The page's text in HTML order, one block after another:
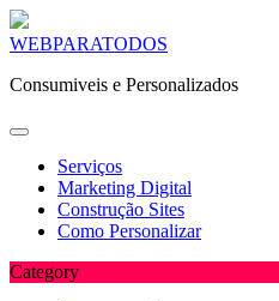
Skip
content
WEBPARATODOS
Consumiveis e Personalizados
Serviços
Marketing Digital
Construção Sites
Como Personalizar
Category